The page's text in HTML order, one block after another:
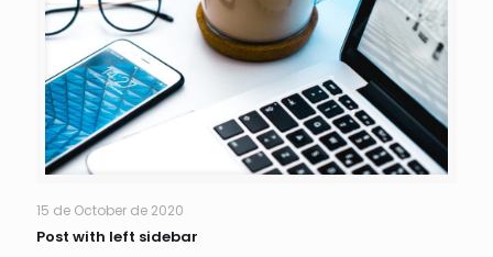
15 de October de 2020
Post with left sidebar